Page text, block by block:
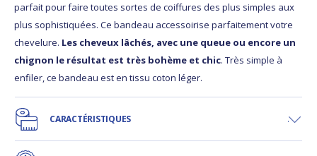
parfait pour faire toutes sortes de coiffures des plus simples aux
plus sophistiquées. Ce bandeau accessoirise parfaitement votre
chevelure. Les cheveux lâchés, avec une queue ou encore un
chignon le résultat est très bohème et chic. Très simple à
enfiler, ce bandeau est en tissu coton léger.
CARACTÉRISTIQUES